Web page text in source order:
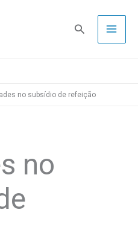
Pesquisa
no subsídio de refeição
no